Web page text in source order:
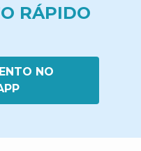
RÁPIDO
NO